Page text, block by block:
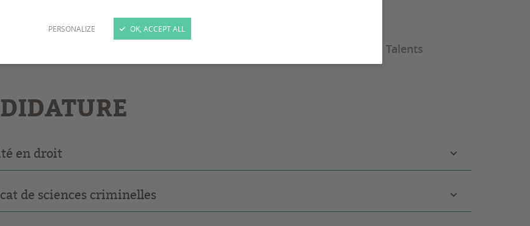
PERSONALIZE OK, ACCEPT ALL
en Droit - Certificat - Diplômes universitaires - Prépa Montesquieu - Prépa Talents
en droit
de sciences criminelles